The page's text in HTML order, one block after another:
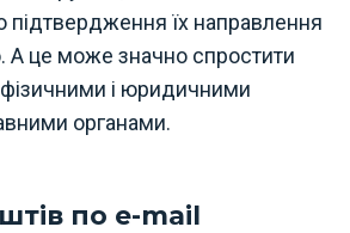
підтвердження їх направлення
А це може значно спростити
і юридичними
органами.
по e-mail